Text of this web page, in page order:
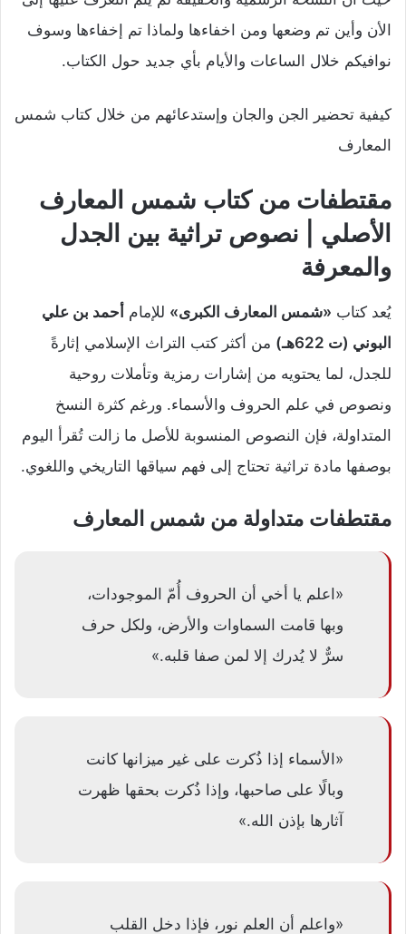
الأن وأين تم وضعها ومن اخفاءها ولماذا تم إخفاءها وسوف
نوافيكم خلال الساعات والأيام بأي جديد حول الكتاب.
كيفية تحضير الجن والجان وإستدعائهم من خلال كتاب شمس
المعارف
مقتطفات من كتاب شمس المعارف
الأصلي | نصوص تراثية بين الجدل
والمعرفة
يُعد كتاب «شمس المعارف الكبرى» للإمام أحمد بن علي
البوني (ت 622هـ)
من أكثر كتب التراث الإسلامي إثارةً
للجدل، لما يحتويه من إشارات رمزية وتأملات روحية
ونصوص في علم الحروف والأسماء. ورغم كثرة النسخ
المتداولة، فإن النصوص المنسوبة للأصل ما زالت تُقرأ اليوم
بوصفها مادة تراثية تحتاج إلى فهم سياقها التاريخي واللغوي.
مقتطفات متداولة من شمس المعارف
«اعلم يا أخي أن الحروف أُمّ الموجودات،
وبها قامت السماوات والأرض، ولكل حرف
سرٌّ لا يُدرك إلا لمن صفا قلبه.»
«الأسماء إذا ذُكرت على غير ميزانها كانت
وبالًا على صاحبها، وإذا ذُكرت بحقها ظهرت
آثارها بإذن الله.»
«واعلم أن العلم نور، فإذا دخل القلب